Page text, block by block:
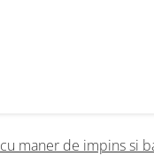
maner de impins si